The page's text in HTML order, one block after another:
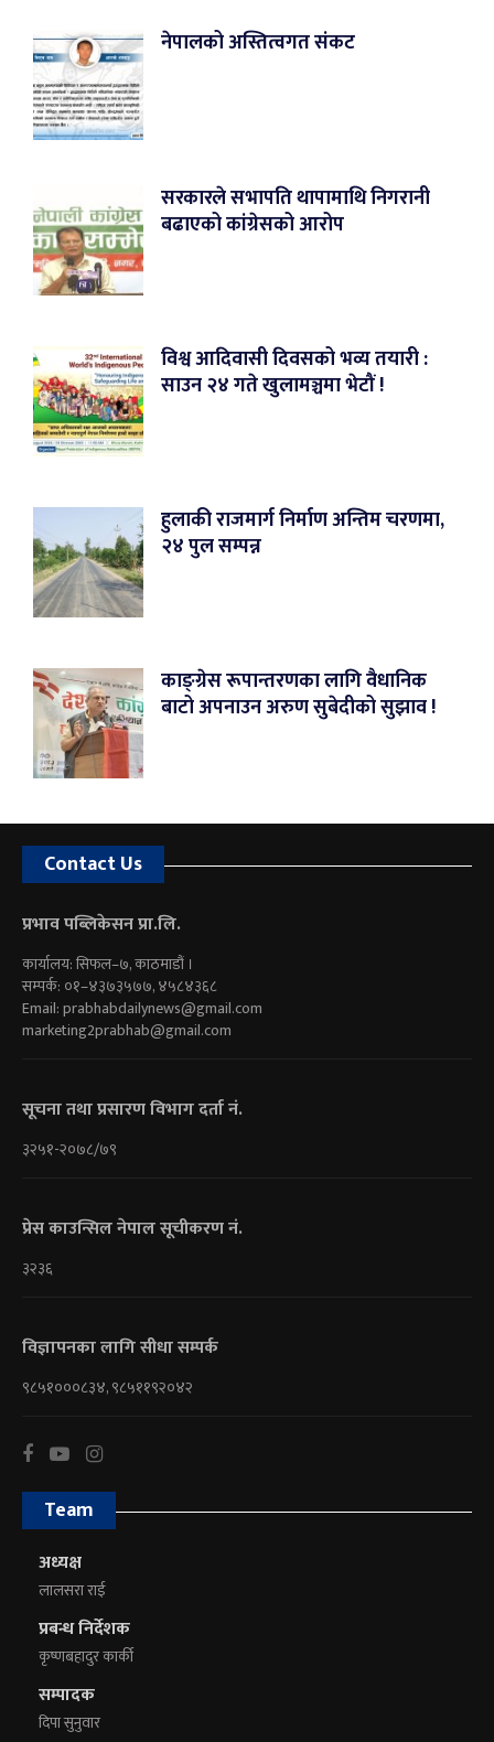
नेपालको अस्तित्वगत संकट
सरकारले सभापति थापामाथि निगरानी
बढाएको कांग्रेसको आरोप
विश्व आदिवासी दिवसको भव्य तयारी :
साउन २४ गते खुलामञ्चमा भेटौं !
हुलाकी राजमार्ग निर्माण अन्तिम चरणमा,
२४ पुल सम्पन्न
काङ्ग्रेस रूपान्तरणका लागि वैधानिक
बाटो अपनाउन अरुण सुबेदीको सुझाव !
Contact Us
प्रभाव पब्लिकेसन प्रा.लि.
कार्यालय: सिफल–७, काठमाडौं ।
सम्पर्क: ०१–४३७३५७७, ४५८४३६८
Email:prabhabdailynews@gmail.com
marketing2prabhab@gmail.com
सूचना तथा प्रसारण विभाग दर्ता नं.
३२५१-२०७८/७९
प्रेस काउन्सिल नेपाल सूचीकरण नं.
३२३६
विज्ञापनका लागि सीधा सम्पर्क
९८५१०००८३४, ९८५११९२०४२
Team
अध्यक्ष
लालसरा राई
प्रबन्ध निर्देशक
कृष्णबहादुर कार्की
सम्पादक
दिपा सुनुवार